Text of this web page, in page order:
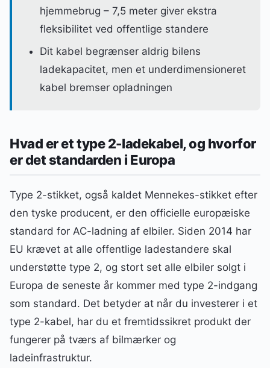
hjemmebrug – 7,5 meter giver ekstra
fleksibilitet ved offentlige standere
Dit kabel begrænser aldrig bilens
ladekapacitet, men et underdimensioneret
kabel bremser opladningen
Hvad er et type 2-ladekabel, og hvorfor
er det standarden i Europa
Type 2-stikket, også kaldet Mennekes-stikket efter
den tyske producent, er den officielle europæiske
standard for AC-ladning af elbiler. Siden 2014 har
EU krævet at alle offentlige ladestandere skal
understøtte type 2, og stort set alle elbiler solgt i
Europa de seneste år kommer med type 2-indgang
som standard. Det betyder at når du investerer i et
type 2-kabel, har du et fremtidssikret produkt der
fungerer på tværs af bilmærker og
ladeinfrastruktur.